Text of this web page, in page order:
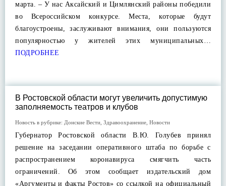
марта. – У нас Аксайский и Цимлянский районы победили
во Всероссийском конкурсе. Места, которые будут
благоустроены, заслуживают внимания, они пользуются
популярностью у жителей этих муниципальных…
ПОДРОБНЕЕ
В Ростовской области могут увеличить допустимую
заполняемость театров и клубов
Новость в рубрике: Донские Вести Здравоохранение Новости
Губернатор Ростовской области В.Ю. Голубев принял
решение на заседании оперативного штаба по борьбе с
распространением коронавируса смягчить часть
ограничений. Об этом сообщает издательский дом
«Аргументы и факты Ростов» со ссылкой на официальный